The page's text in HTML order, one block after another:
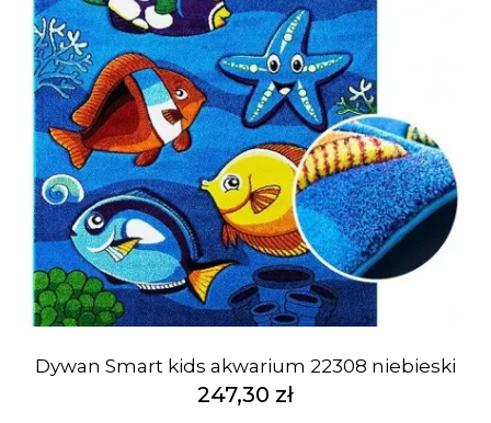
Dywan Smart kids akwarium 22308 niebieski
247,30 zł